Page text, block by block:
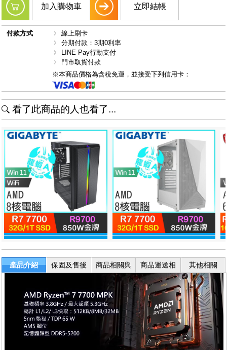
加入購物車 立即結帳
付款方式
線上刷卡
分期付款：3期0利率
LINE Pay行動支付
門市取貨付款
※本商品價格為含稅免運，並接受下列信用卡：
看了此商品的人也看了...
產品介紹
保固及售後
商品相關與
退換貨
商品運送相
關
其他相關